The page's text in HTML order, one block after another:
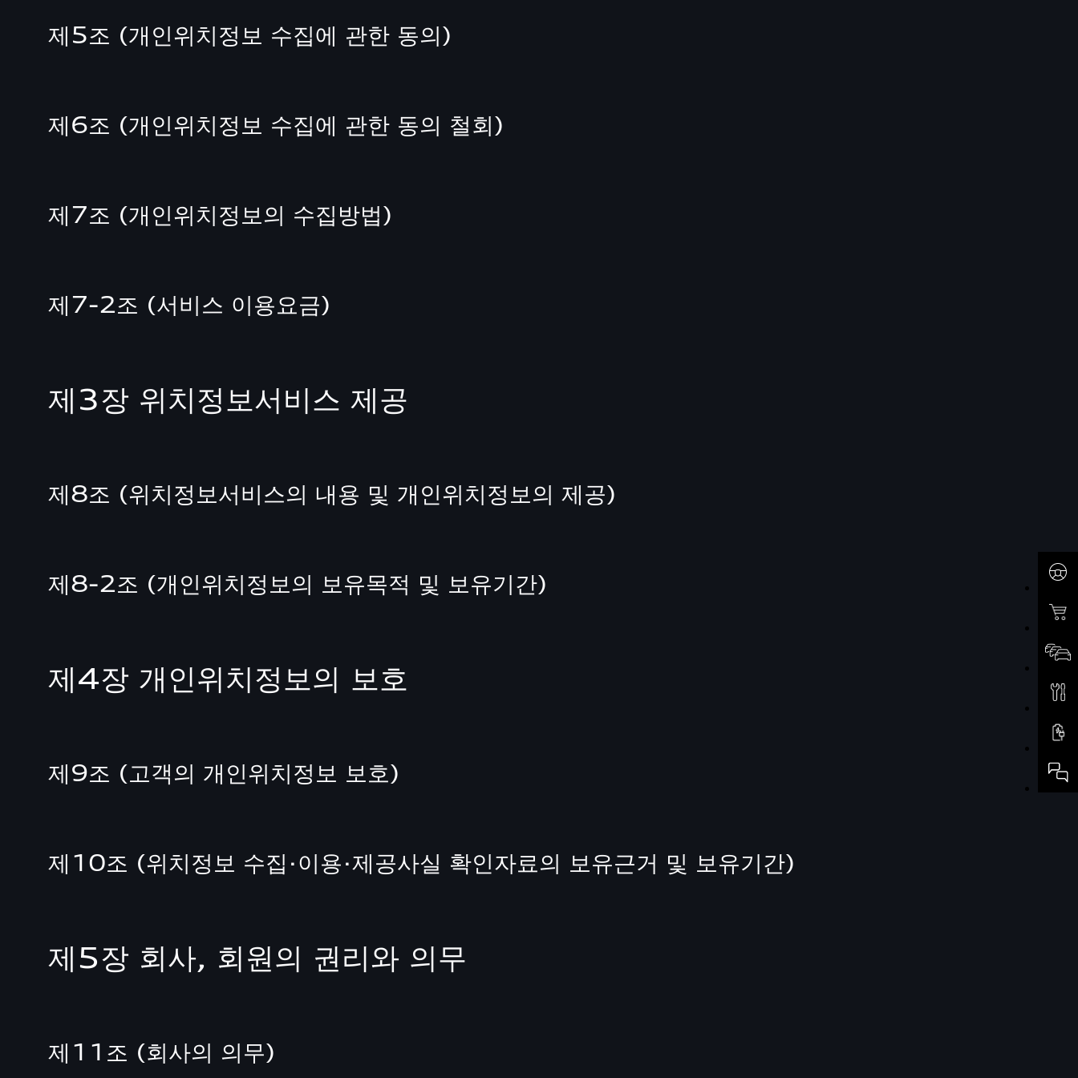
제5조 (개인위치정보 수집에 관한 동의)
제6조 (개인위치정보 수집에 관한 동의 철회)
제7조 (개인위치정보의 수집방법)
제7-2조 ( 서비스 이용요금)
제3장 위치정보서비스 제공
제8조 (위치정보서비스의 내용 및 개인위치정보의 제공)
제8-2조 (개인위치정보의 보유목적 및 보유기간)
제4장 개인위치정보의 보호
제9조 (고객의 개인위치정보 보호)
제10조 (위치정보 수집·이용·제공사실 확인자료의 보유근거 및 보유기간)
제5장 회사, 회원의 권리와 의무
제11조 (회사의 의무)